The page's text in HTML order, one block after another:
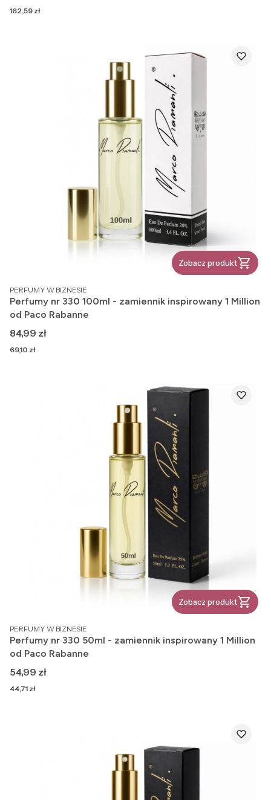
Cena
162,59 zł
Zobacz produkt
PRODUCENT
PERFUMY W BIZNESIE
Perfumy nr 330 100ml - zamiennik inspirowany 1 Million
od Paco Rabanne
Cena
84,99 zł
Cena
69,10 zł
Zobacz produkt
PRODUCENT
PERFUMY W BIZNESIE
Perfumy nr 330 50ml - zamiennik inspirowany 1 Million
od Paco Rabanne
Cena
54,99 zł
Cena
44,71 zł